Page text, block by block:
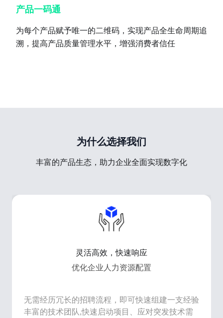
产品一码通
为每个产品赋予唯一的二维码，实现产品全生命周期追
溯，提高产品质量管理水平，增强消费者信任
为什么选择我们
丰富的产品生态，助力企业全面实现数字化
灵活高效，快速响应
优化企业人力资源配置
无需经历冗长的招聘流程，即可快速组建一支经验
丰富的技术团队,快速启动项目、应对突发技术需